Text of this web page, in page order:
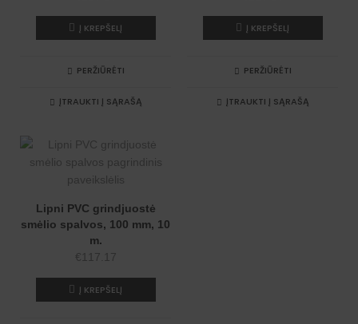
Į KREPŠELĮ
PERŽIŪRĖTI
ĮTRAUKTI Į SĄRAŠĄ
Į KREPŠELĮ
PERŽIŪRĖTI
ĮTRAUKTI Į SĄRAŠĄ
Lipni PVC grindjuostė
smėlio spalvos, 100 mm, 10
m.
€ 117.17
Į KREPŠELĮ